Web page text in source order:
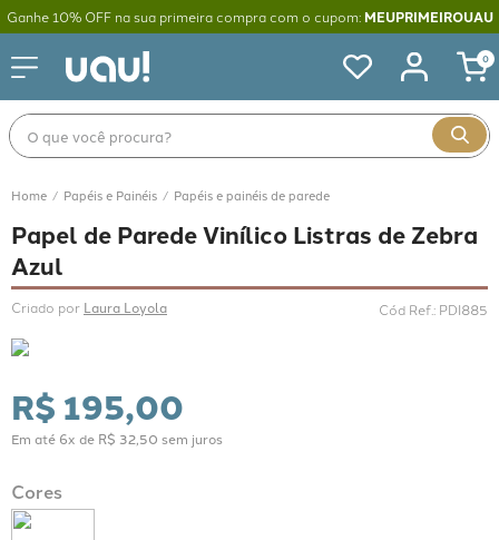
Ganhe 10% OFF na sua primeira compra com o cupom: MEUPRIMEIROUAU
0
O que você procura?
Papéis e Painéis Papéis e painéis de parede
Papel de Parede Vinílico Listras de Zebra
Azul
Criado por Laura Loyola Cód Ref.: PDI885
R$ 195,00
Em até 6x de R$ 32 50 sem juros
Cores